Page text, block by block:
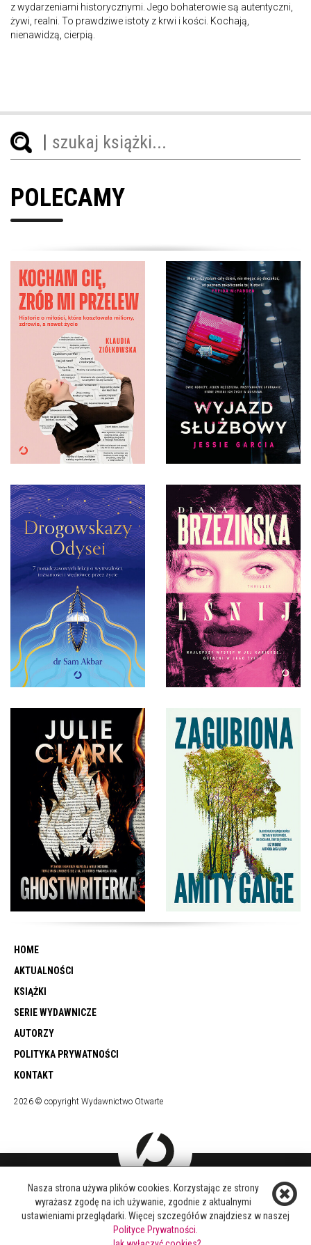
z wydarzeniami historycznymi. Jego bohaterowie są autentyczni,
żywi, realni. To prawdziwe istoty z krwi i kości. Kochają,
nienawidzą, cierpią.
POLECAMY
HOME
AKTUALNOŚCI
KSIĄŻKI
SERIE WYDAWNICZE
AUTORZY
POLITYKA PRYWATNOŚCI
KONTAKT
2026 © copyright Wydawnictwo Otwarte
DOŁĄCZ DO NAS
FACEBOOK
TWITTER
Nasza strona używa plików cookies. Korzystając ze strony
wyrażasz zgodę na ich używanie, zgodnie z aktualnymi
ustawieniami przeglądarki. Więcej szczegółów znajdziesz w naszej
Polityce Prywatności.